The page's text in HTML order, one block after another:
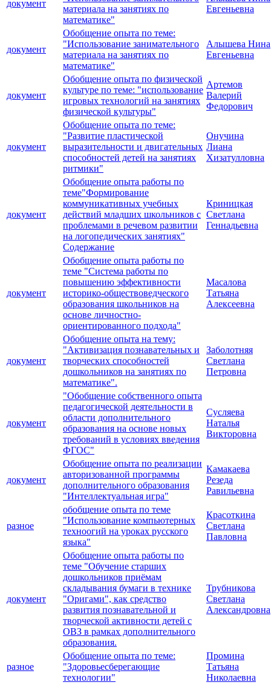
документ
материала на занятиях по
математике"
Евгеньевна
документ
Обобщение опыта по теме:
"Использование занимательного
материала на занятиях по
математике"
Алышева Нина
Евгеньевна
документ
Обобщение опыта по физической
культуре по теме: "использование
игровых технологий на занятиях
физической культуры"
Артемов
Валерий
Федорович
документ
Обобщение опыта по теме:
"Развитие пластической
выразительности и двигательных
способностей детей на занятиях
ритмики"
Онучина
Лиана
Хизатулловна
документ
Обобщение опыта работы по
теме"Формирование
коммуникативных учебных
действий младших школьников с
проблемами в речевом развитии
на логопедических занятиях"
Содержание
Криницкая
Светлана
Геннадьевна
документ
Обобщение опыта работы по
теме "Система работы по
повышению эффективности
историко-обществоведческого
образования школьников на
основе личностно-
ориентированного подхода"
Масалова
Татьяна
Алексеевна
документ
Обобщение опыта на тему:
"Активизация познавательных и
творческих способностей
дошкольников на занятиях по
математике".
Заболотняя
Светлана
Петровна
документ
"Обобщение собственного опыта
педагогической деятельности в
области дополнительного
образования на основе новых
требований в условиях введения
ФГОС"
Сусляева
Наталья
Викторовна
документ
Обобщение опыта по реализации
авторизованной программы
дополнительного образования
"Интеллектуальная игра"
Камакаева
Резеда
Равильевна
разное
обобщение опыта по теме
"Использование компьютерных
техноогий на уроках русского
языка"
Красоткина
Светлана
Павловна
документ
Обобщение опыта работы по
теме "Обучение старших
дошкольников приёмам
складывания бумаги в технике
"Оригами", как средство
развития познавательной и
творческой активности детей с
ОВЗ в рамках дополнительного
образования.
Трубникова
Светлана
Александровна
разное
Обобщение опыта по теме:
"Здоровьесберегающие
технологии"
Промина
Татьяна
Николаевна